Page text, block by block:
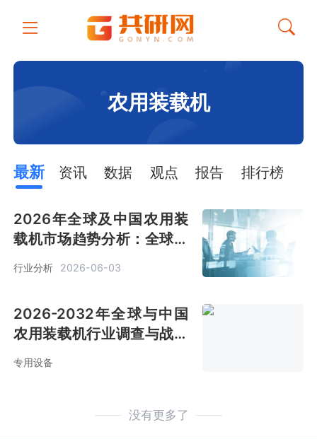
农用装载机
最新 资讯 数据 观点 报告 排行榜
2026年全球及中国农用装
载机市场趋势分析：全球预
计销售金额19亿美元[图]
行业分析 2026-06-03
2026-2032年全球与中国
农用装载机行业调查与战略
咨询报告
专用设备
没有更多了